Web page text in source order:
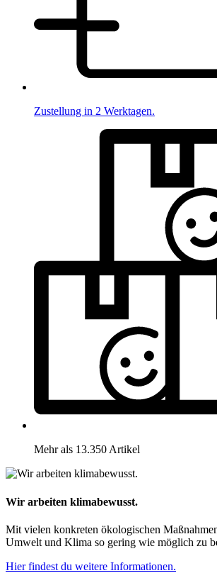
Zustellung in 2 Werktagen.
Mehr als 13.350 Artikel
Wir arbeiten klimabewusst.
Mit vielen konkreten ökologischen
Umwelt und Klima so gering wie möglich zu
Hier findest du weitere Informationen.